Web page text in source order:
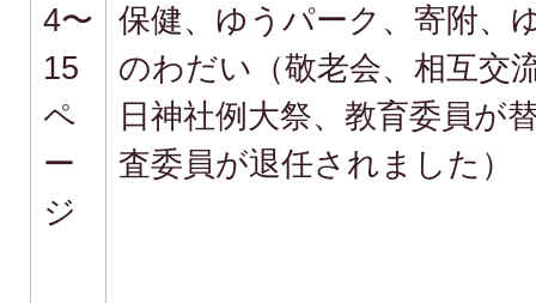
4〜
15
ペ
ー
ジ
保健、ゆうパーク、寄附、
のわだい（敬老会、相互交
日神社例大祭、教育委員が
査委員が退任されました）